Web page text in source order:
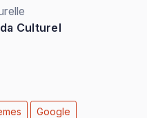
Culturel
Google